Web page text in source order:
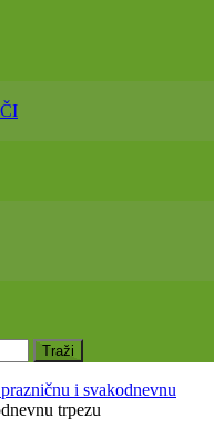
i svakodnevnu
trpezu